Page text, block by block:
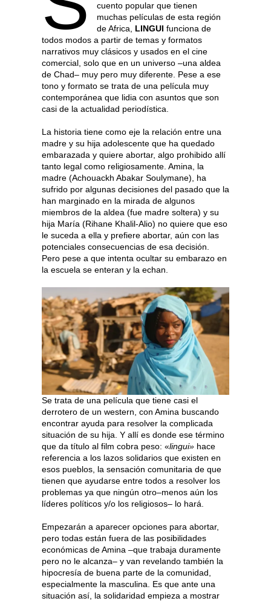
cuento popular que tienen
muchas películas de esta región
de Africa, LINGUI funciona de
todos modos a partir de temas y formatos
narrativos muy clásicos y usados en el cine
comercial, solo que en un universo –una aldea
de Chad– muy pero muy diferente. Pese a ese
tono y formato se trata de una película muy
contemporánea que lidia con asuntos que son
casi de la actualidad periodística.
La historia tiene como eje la relación entre una
madre y su hija adolescente que ha quedado
embarazada y quiere abortar, algo prohibido allí
tanto legal como religiosamente. Amina, la
madre (Achouackh Abakar Soulymane), ha
sufrido por algunas decisiones del pasado que la
han marginado en la mirada de algunos
miembros de la aldea (fue madre soltera) y su
hija María (Rihane Khalil-Alio) no quiere que eso
le suceda a ella y prefiere abortar, aún con las
potenciales consecuencias de esa decisión.
Pero pese a que intenta ocultar su embarazo en
la escuela se enteran y la echan.
Se trata de una película que tiene casi el
derrotero de un western, con Amina buscando
encontrar ayuda para resolver la complicada
situación de su hija. Y allí es donde ese término
que da título al film cobra peso: «lingui» hace
referencia a los lazos solidarios que existen en
esos pueblos, la sensación comunitaria de que
tienen que ayudarse entre todos a resolver los
problemas ya que ningún otro–menos aún los
líderes políticos y/o los religiosos– lo hará.
Empezarán a aparecer opciones para abortar,
pero todas están fuera de las posibilidades
económicas de Amina –que trabaja duramente
pero no le alcanza– y van revelando también la
hipocresía de buena parte de la comunidad,
especialmente la masculina. Es que ante una
situación así, la solidaridad empieza a mostrar